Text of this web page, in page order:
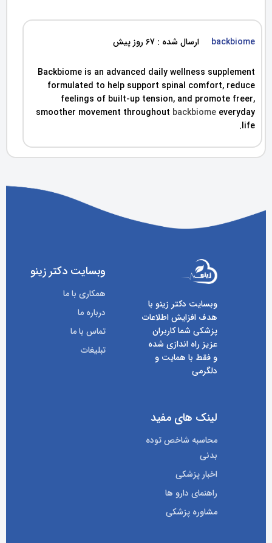
backbiome ارسال شده : 67 روز پیش
Backbiome is an advanced daily wellness supplement
formulated to help support spinal comfort, reduce
feelings of built-up tension, and promote freer,
smoother movement throughout backbiome everyday
life.
وبسایت دکتر زینو با
هدف افزایش اطلاعات
پزشکی شما کاربران
عزیز راه اندازی شده
و فقط با همایت و
دلگرمی
وبسایت دکتر زینو
همکاری با ما
درباره ما
تماس با ما
تبلیغات
لینک های مفید
محاسبه شاخص توده
بدنی
اخبار پزشکی
راهنمای دارو ها
مشاوره پزشکی